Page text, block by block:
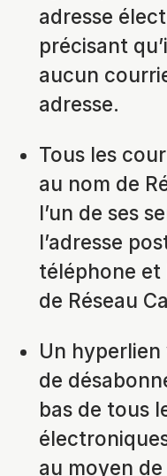
adresse
précisant
aucun
adresse.
Tous les
au nom de
l’un de ses
l’adresse
téléphone et
de Réseau
Un hyperlien
de
bas de tous
au moyen